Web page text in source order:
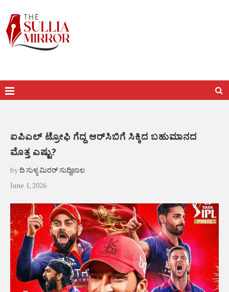
ಐಪಿಎಲ್ ಟ್ರೋಫಿ ಗೆದ್ದ ಆರ್‌ಸಿಬಿಗೆ ಸಿಕ್ಕಿದ ಬಹುಮಾನದ
ಮೊತ್ತ ಎಷ್ಟು?
byದಿ ಸುಳ್ಯ ಮಿರರ್ ಸುದ್ದಿಜಾಲ
June 1, 2026